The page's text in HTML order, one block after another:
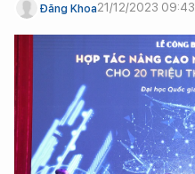
Đăng Khoa21/12/2023 09:43